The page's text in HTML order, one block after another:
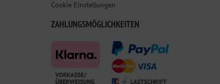
Cookie Einstellungen
ZAHLUNGSMÖGLICHKEITEN